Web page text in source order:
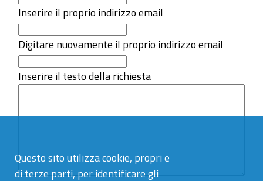
Questo sito utilizza cookie, propri e
di terze parti, per identificare gli
Inserire il proprio indirizzo email
Digitare nuovamente il proprio indirizzo email
Inserire il testo della richiesta